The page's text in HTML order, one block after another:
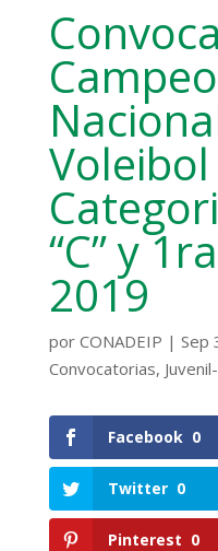
“C” y
2019
por CONADEIP | Sep
Convocatorias,
Facebook 0
Twitter 0
Pinterest 0